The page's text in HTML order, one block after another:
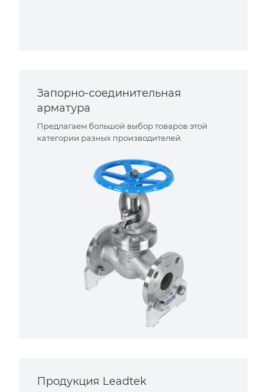
Запорно-соединительная
арматура
Предлагаем большой выбор товаров этой
категории разных производителей.
Продукция Leadtek